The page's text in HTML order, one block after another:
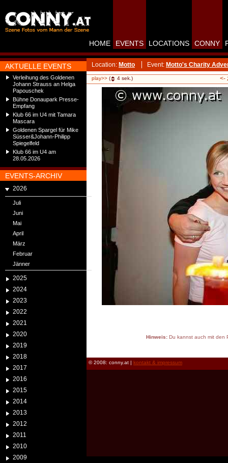
AKTUELLE EVENTS
Verleihung des Goldenen
Johann Strauss an Helga
Papouschek
Bühne Donaupark Presse-
Empfang
Klub 66 im U4 mit Tamara
Mascara
Goldenen Spargel für Mike
Süsser&Johann-Philipp
Spiegelfeld
Klub 66 im U4 am
28.05.2026
EVENTS-ARCHIV
2026
Juli
Juni
Mai
April
März
Februar
Jänner
2025
2024
2023
2022
2021
2020
2019
2018
2017
2016
2015
2014
2013
2012
2011
2010
2009
HOME EVENTS LOCATIONS CONNY
Location: Motto Event: Motto's Charity
play>> ( 4 sek.) <-
Hinweis:Du kannst auch mit den
© 2008: conny.at | kontakt & impressum